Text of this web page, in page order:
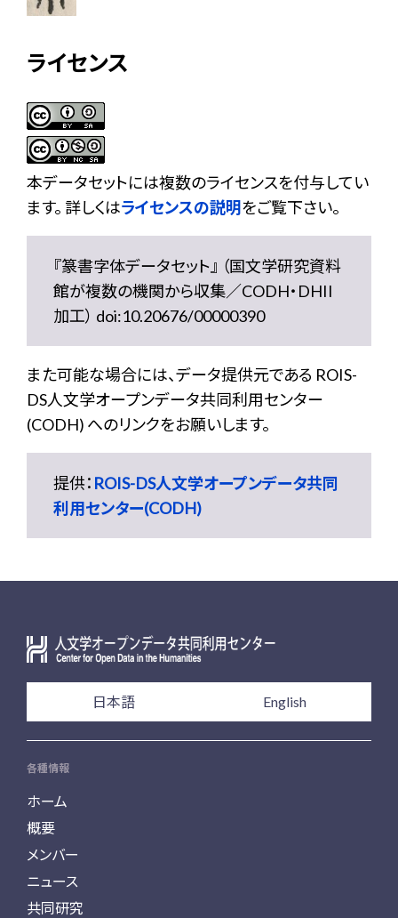
ライセンス
本データセットには複数のライセンスを付与してい
ます。 詳しくはライセンスの説明をご覧下さい。
『篆書字体データセット』 （国文学研究資料
館が複数の機関から収集／CODH・DHII
加工） doi:10.20676/00000390
また可能な場合には、データ提供元である ROIS-
DS人文学オープンデータ共同利用センター
(CODH) へのリンクをお願いします。
提供： ROIS-DS人文学オープンデータ共同
利用センター(CODH)
日本語 English
各種情報
ホーム
概要
メンバー
ニュース
共同研究